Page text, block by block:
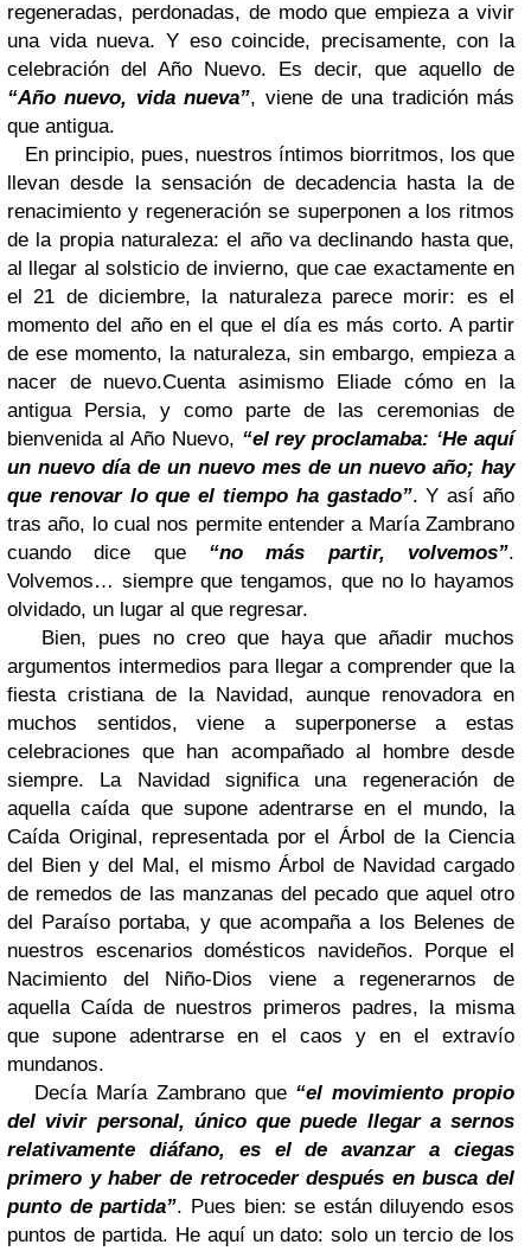
regeneradas, perdonadas, de modo que empieza a vivir
una vida nueva. Y eso coincide, precisamente, con la
celebración del Año Nuevo. Es decir, que aquello de
“Año nuevo, vida nueva”, viene de una tradición más
que antigua.
En principio, pues, nuestros íntimos biorritmos, los que
llevan desde la sensación de decadencia hasta la de
renacimiento y regeneración se superponen a los ritmos
de la propia naturaleza: el año va declinando hasta que,
al llegar al solsticio de invierno, que cae exactamente en
el 21 de diciembre, la naturaleza parece morir: es el
momento del año en el que el día es más corto. A partir
de ese momento, la naturaleza, sin embargo, empieza a
nacer de nuevo.Cuenta asimismo Eliade cómo en la
antigua Persia, y como parte de las ceremonias de
bienvenida al Año Nuevo, “el rey proclamaba: ‘He aquí
un nuevo día de un nuevo mes de un nuevo año; hay
que renovar lo que el tiempo ha gastado”. Y así año
tras año, lo cual nos permite entender a María Zambrano
cuando dice que “no más partir, volvemos”.
Volvemos… siempre que tengamos, que no lo hayamos
olvidado, un lugar al que regresar.
Bien, pues no creo que haya que añadir muchos
argumentos intermedios para llegar a comprender que la
fiesta cristiana de la Navidad, aunque renovadora en
muchos sentidos, viene a superponerse a estas
celebraciones que han acompañado al hombre desde
siempre. La Navidad significa una regeneración de
aquella caída que supone adentrarse en el mundo, la
Caída Original, representada por el Árbol de la Ciencia
del Bien y del Mal, el mismo Árbol de Navidad cargado
de remedos de las manzanas del pecado que aquel otro
del Paraíso portaba, y que acompaña a los Belenes de
nuestros escenarios domésticos navideños. Porque el
Nacimiento del Niño-Dios viene a regenerarnos de
aquella Caída de nuestros primeros padres, la misma
que supone adentrarse en el caos y en el extravío
mundanos.
Decía María Zambrano que “el movimiento propio
del vivir personal, único que puede llegar a sernos
relativamente diáfano, es el de avanzar a ciegas
primero y haber de retroceder después en busca del
punto de partida”. Pues bien: se están diluyendo esos
puntos de partida. He aquí un dato: solo un tercio de los